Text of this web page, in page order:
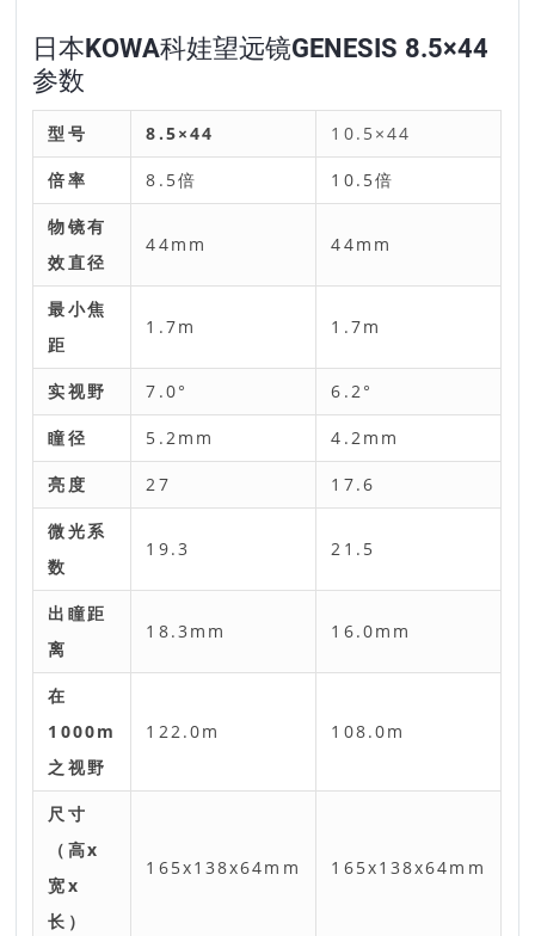
日本KOWA科娃望远镜GENESIS 8.5×44
参数
型号 8.5×44 10.5×44
倍率 8.5倍 10.5倍
物镜有
效直径
44mm 44mm
最小焦
距
1.7m 1.7m
实视野 7.0° 6.2°
瞳径 5.2mm 4.2mm
亮度 27 17.6
微光系
数
19.3 21.5
出瞳距
离
18.3mm 16.0mm
在
1000m
之视野
122.0m 108.0m
尺寸
（高x
宽x
长）
165x138x64mm 165x138x64mm